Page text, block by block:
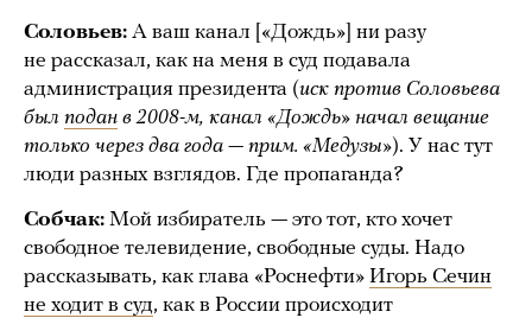
Соловьев: А ваш канал [«Дождь»] ни разу
не рассказал, как на меня в суд подавала
администрация президента (иск против Соловьева
был подан в 2008-м, канал «Дождь» начал вещание
только через два года — прим. «Медузы»). У нас тут
люди разных взглядов. Где пропаганда?
Собчак: Мой избиратель — это тот, кто хочет
свободное телевидение, свободные суды. Надо
рассказывать, как глава «Роснефти» Игорь Сечин
не ходит в суд, как в России происходит